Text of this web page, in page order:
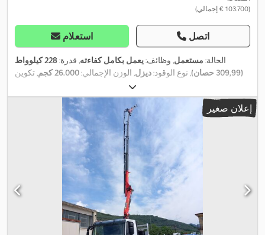
(‏103.700 € إجمالي)
استعلام اتصل
الحالة: مستعمل, وظائف:يعمل بكامل كفاءته, قدرة:
228 كيلوواط
(309,99 حصان)
, نوع الوقود:ديزل, الوزن الإجمالي:26.000 كجم
, تكوين
, وقود:
ميكانيكي, فئة الانبعاثات:يورو 6 , تعليق:فولاذ-هواء, سنة الصنع:2018
,
معدات:
إعلان صغير